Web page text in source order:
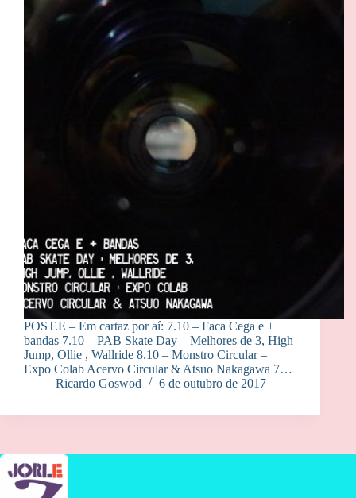
POST.E – Em cartaz por aí: 7.10 – Faca Cega e +
bandas 7.10 – PAB Skate Day – Melhores de 3, High
Jump, Ollie , Wallride 8.10 – Monstro Circular –
Expo Colab Acervo Circular & Atsuo Nakagawa 7…
Ricardo Goswod
6 de outubro de 2017